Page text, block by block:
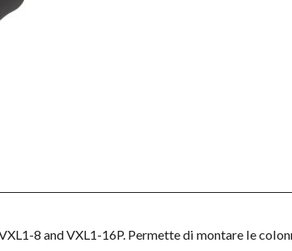
8 and VXL1-16P. Permette di montare le